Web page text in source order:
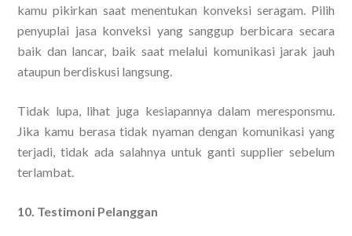
kamu pikirkan saat menentukan konveksi seragam. Pilih
penyuplai jasa konveksi yang sanggup berbicara secara
baik dan lancar, baik saat melalui komunikasi jarak jauh
ataupun berdiskusi langsung.
Tidak lupa, lihat juga kesiapannya dalam meresponsmu.
Jika kamu berasa tidak nyaman dengan komunikasi yang
terjadi, tidak ada salahnya untuk ganti supplier sebelum
terlambat.
10. Testimoni Pelanggan